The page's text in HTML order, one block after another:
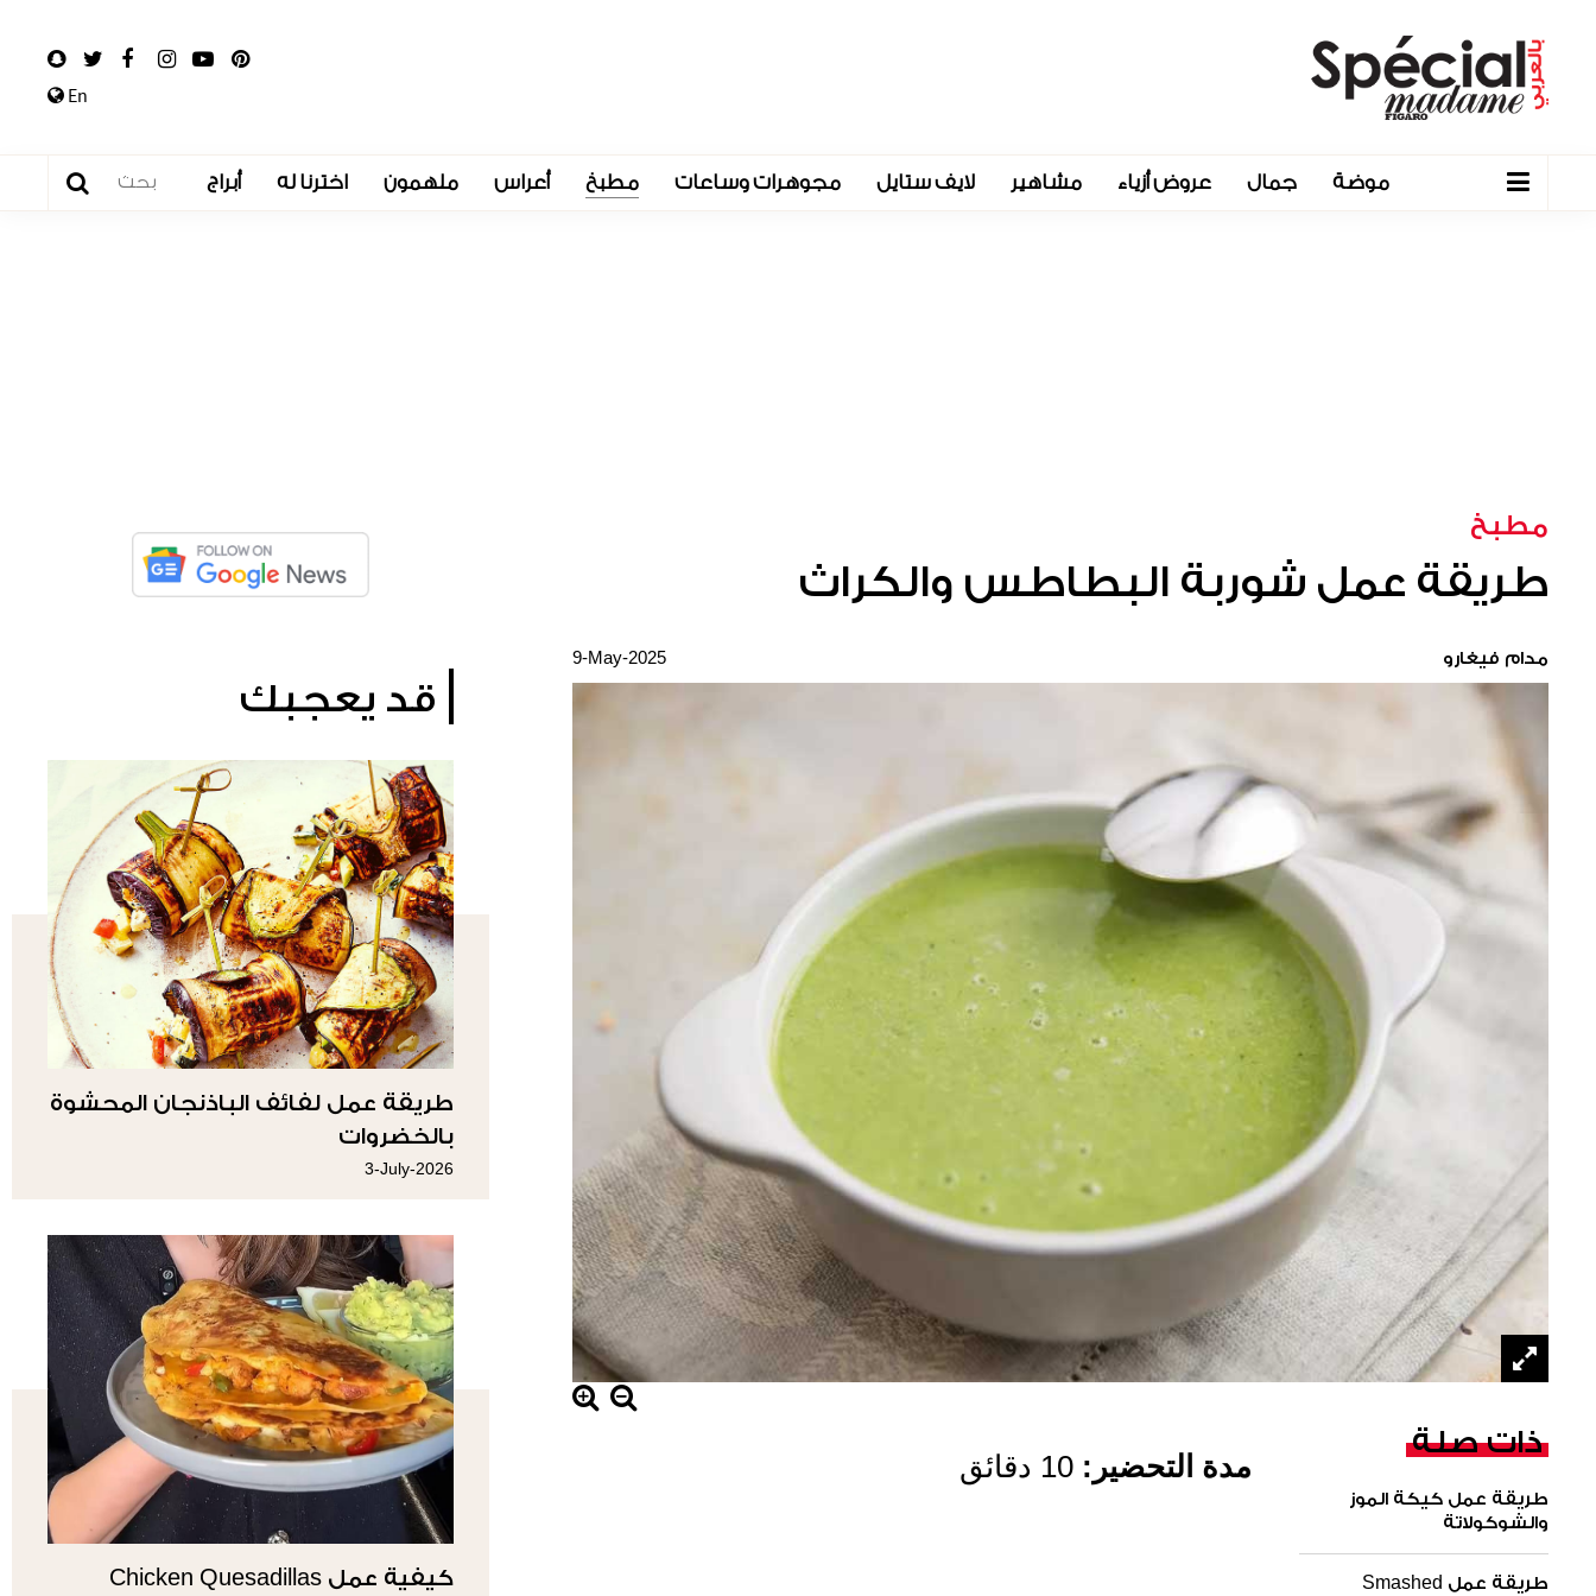
En
موضة جمال عروض أزياء مشاهير لايف ستايل مجوهرات وساعات مطبخ أعراس ملهمون اخترنا له أبراج
مطبخ
طريقة عمل شوربة البطاطس والكراث
مدام فيغارو 9-May-2025
ذات صلة
طريقة عمل كيكة الموز
والشوكولاتة
طريقة عمل Smashed
مدة التحضير: 10 دقائق
قد يعجبك
طريقة عمل لفائف الباذنجان المحشوة
بالخضروات
3-July-2026
كيفية عمل Chicken Quesadillas